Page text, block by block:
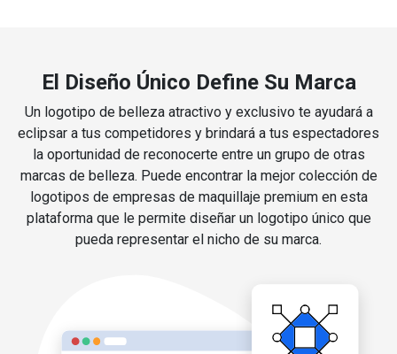
El Diseño Único Define Su Marca
Un logotipo de belleza atractivo y exclusivo te ayudará a
eclipsar a tus competidores y brindará a tus espectadores
la oportunidad de reconocerte entre un grupo de otras
marcas de belleza. Puede encontrar la mejor colección de
logotipos de empresas de maquillaje premium en esta
plataforma que le permite diseñar un logotipo único que
pueda representar el nicho de su marca.